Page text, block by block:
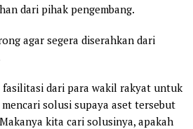
dari pihak pengembang.
agar segera diserahkan dari
fasilitasi dari para wakil rakyat untuk
solusi supaya aset tersebut
kita cari solusinya, apakah